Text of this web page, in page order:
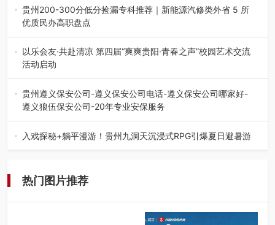
会在贵阳隆重举行。…
贵州200-300分低分捡漏专科推荐｜新能源汽修类外省 5 所
优质民办高职盘点
在贵州省高考志愿填报体系中，200至300分数段考生可选择
的省内工科、新能源汽车…
以乐会友·共赴清凉 第四届“爽爽贵阳·青春之声”校园艺术交流
活动启动
七月的贵阳，清风送爽，第四届“爽爽贵阳·青春之声”校园管
弦乐（合唱）艺术交流活动…
贵州遵义保安公司-遵义保安公司电话-遵义保安公司哪家好-
遵义狼伍保安公司-20年专业安保服务
在遵义，不管是企业园区运营、小区物业管理、建筑工地施
工、商业商场经营，还是举办各…
入戏探秘+躺平漫游！贵州九洞天沉浸式RPG引爆夏日避暑游
热门图片推荐